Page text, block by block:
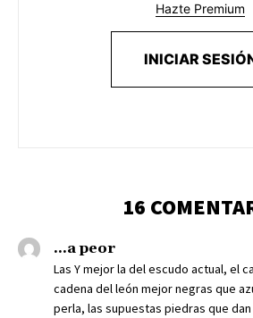
Hazte Premium
INICIAR
16
...a peor
Las Y mejor la del escudo actual, el
cadena del león mejor negras que
perla, las supuestas piedras que